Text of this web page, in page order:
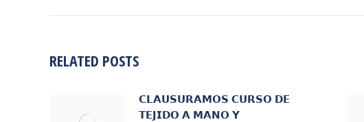
RELATED POSTS
𝗖𝗟𝗔𝗨𝗦𝗨𝗥𝗔𝗠𝗢𝗦 𝗖𝗨𝗥𝗦𝗢 𝗗𝗘
𝗧𝗘𝗝𝗜𝗗𝗢 𝗔 𝗠𝗔𝗡𝗢 𝗬